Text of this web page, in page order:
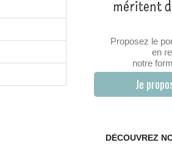
Proposez le
en
notre
Je
DÉCOUVREZ